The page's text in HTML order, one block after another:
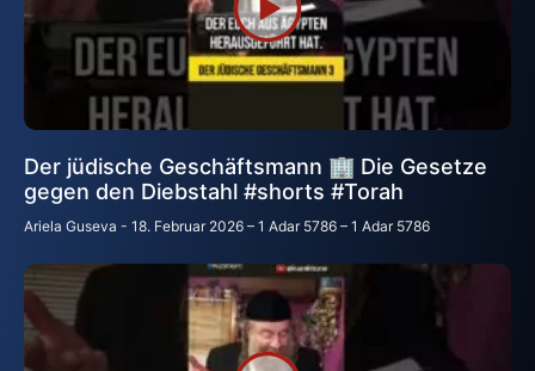
Der jüdische Geschäftsmann 🏢 Die Gesetze
gegen den Diebstahl #shorts #Torah
Ariela Guseva 18. Februar 2026 – 1 Adar 5786 – 1 Adar 5786